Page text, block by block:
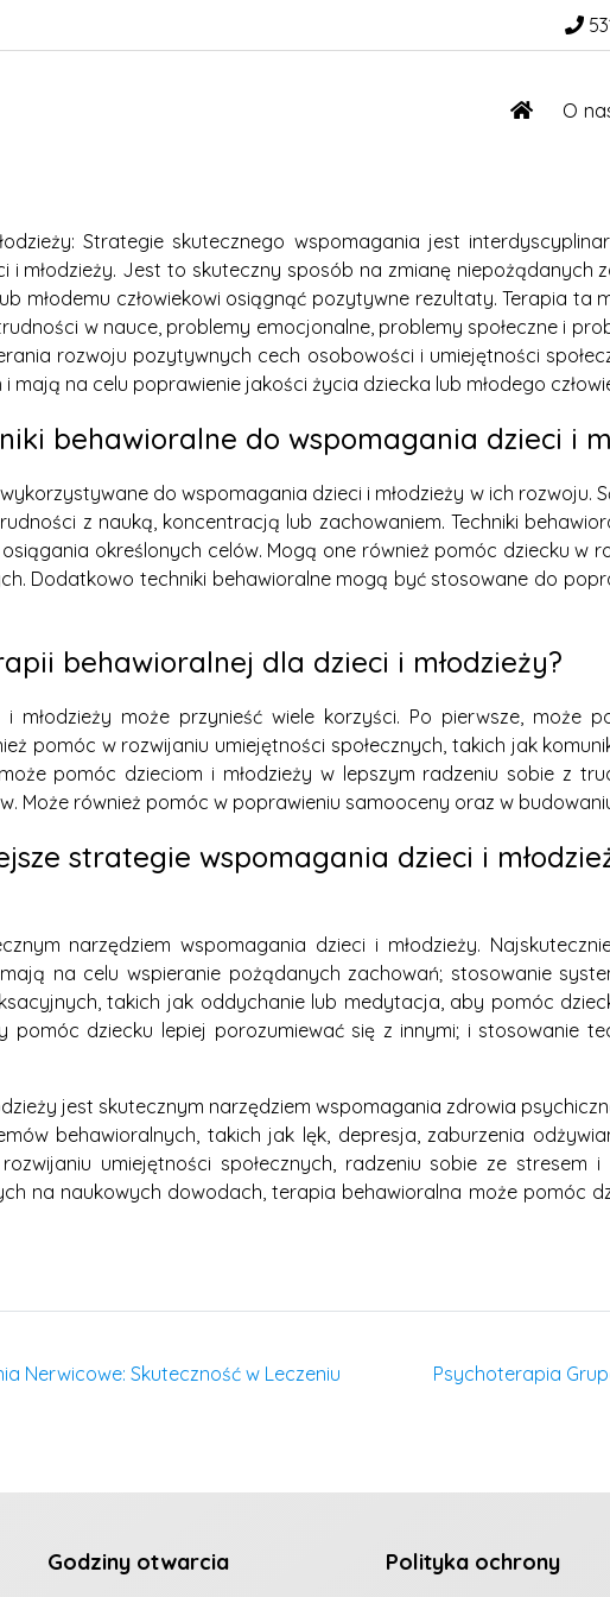
O
Strategie skutecznego wspomagania jest
i młodzieży. Jest to skuteczny sposób na zmianę
młodemu człowiekowi osiągnąć pozytywne rezultaty. Terapia ta
w nauce, problemy emocjonalne, problemy społeczne i
rozwoju pozytywnych cech osobowości i umiejętności
na celu poprawienie jakości życia dziecka lub młodego
behawioralne do wspomagania dzieci i
do wspomagania dzieci i młodzieży w ich rozwoju.
z nauką, koncentracją lub zachowaniem. Techniki
określonych celów. Mogą one również pomóc dziecku w
Dodatkowo techniki behawioralne mogą być stosowane do
behawioralnej dla dzieci i młodzieży?
młodzieży może przynieść wiele korzyści. Po pierwsze, może
pomóc w rozwijaniu umiejętności społecznych, takich jak
pomóc dzieciom i młodzieży w lepszym radzeniu sobie z
Może również pomóc w poprawieniu samooceny oraz w
strategie wspomagania dzieci i
narzędziem wspomagania dzieci i młodzieży.
na celu wspieranie pożądanych zachowań; stosowanie
takich jak oddychanie lub medytacja, aby pomóc
pomóc dziecku lepiej porozumiewać się z innymi; i stosowanie
jest skutecznym narzędziem wspomagania zdrowia
behawioralnych, takich jak lęk, depresja, zaburzenia
umiejętności społecznych, radzeniu sobie ze stresem
na naukowych dowodach, terapia behawioralna może pomóc
Nerwicowe: Skuteczność w Leczeniu
Psychoterapia
Godziny otwarcia Polityka ochrony